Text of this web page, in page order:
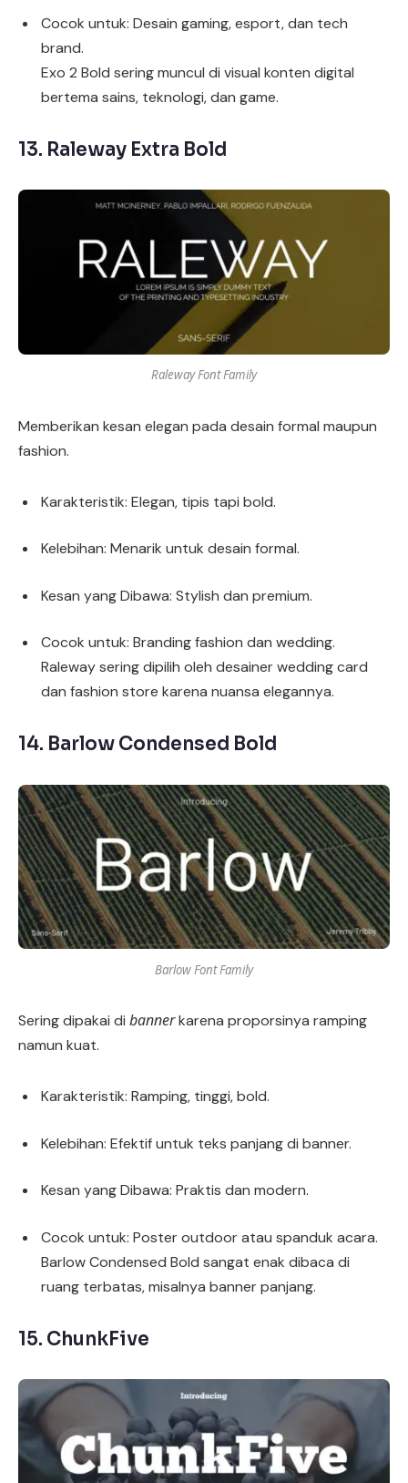
Cocok untuk: Desain gaming, esport, dan tech
brand.
Exo 2 Bold sering muncul di visual konten digital
bertema sains, teknologi, dan game.
13. Raleway Extra Bold
Raleway Font Family
Memberikan kesan elegan pada desain formal maupun
fashion.
Karakteristik: Elegan, tipis tapi bold.
Kelebihan: Menarik untuk desain formal.
Kesan yang Dibawa: Stylish dan premium.
Cocok untuk: Branding fashion dan wedding.
Raleway sering dipilih oleh desainer wedding card
dan fashion store karena nuansa elegannya.
14. Barlow Condensed Bold
Barlow Font Family
Sering dipakai di bannerkarena proporsinya ramping
namun kuat.
Karakteristik: Ramping, tinggi, bold.
Kelebihan: Efektif untuk teks panjang di banner.
Kesan yang Dibawa: Praktis dan modern.
Cocok untuk: Poster outdoor atau spanduk acara.
Barlow Condensed Bold sangat enak dibaca di
ruang terbatas, misalnya banner panjang.
15. ChunkFive